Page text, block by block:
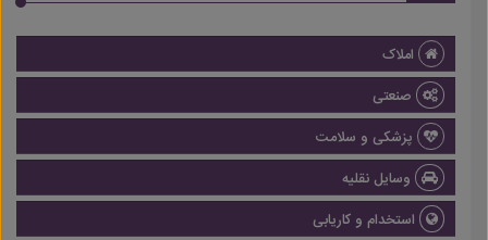
املاک
صنعتی
پزشکی و سلامت
وسایل نقلیه
استخدام و کاریابی